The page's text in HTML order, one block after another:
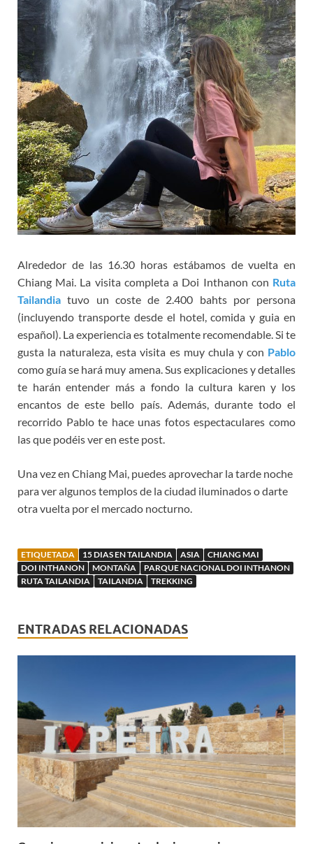
Alrededor de las 16.30 horas estábamos de vuelta en
Chiang Mai. La visita completa a Doi Inthanon con Ruta
Tailandia tuvo un coste de 2.400 bahts por persona
(incluyendo transporte desde el hotel, comida y guia en
español). La experiencia es totalmente recomendable. Si te
gusta la naturaleza, esta visita es muy chula y con Pablo
como guía se hará muy amena. Sus explicaciones y detalles
te harán entender más a fondo la cultura karen y los
encantos de este bello país. Además, durante todo el
recorrido Pablo te hace unas fotos espectaculares como
las que podéis ver en este post.
Una vez en Chiang Mai, puedes aprovechar la tarde noche
para ver algunos templos de la ciudad iluminados o darte
otra vuelta por el mercado nocturno.
ETIQUETADA 15 DIAS EN TAILANDIA ASIA
CHIANG MAI
DOI INTHANON
MONTAÑA
PARQUE NACIONAL DOI INTHANON
RUTA TAILANDIA
TAILANDIA TREKKING
ENTRADAS RELACIONADAS